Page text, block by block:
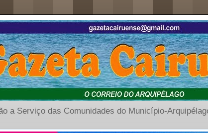
a Serviço das Comunidades do Município-